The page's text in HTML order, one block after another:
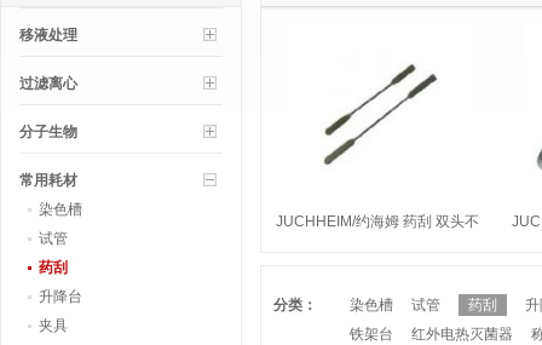
JUCHHEIM/约海姆 药刮 双头不
分类： 染色槽 试管 药刮
铁架台
红外电热灭菌器
移液处理
过滤离心
分子生物
常用耗材
染色槽
试管
药刮
升降台
夹具